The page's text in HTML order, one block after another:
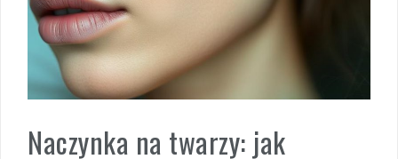
Naczynka na twarzy: jak